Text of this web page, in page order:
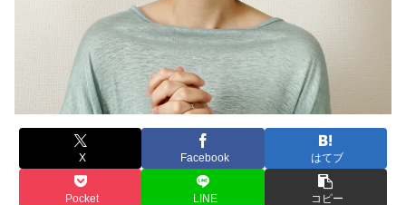
X Facebook はてブ
Pocket LINE コピー